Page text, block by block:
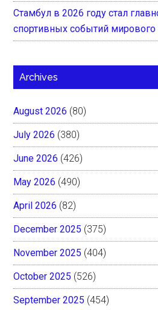
Стамбул в 2026 году стал
спортивных событий мирового
Archives
August 2026 (80)
July 2026 (380)
June 2026 (426)
May 2026 (490)
April 2026 (82)
December 2025 (375)
November 2025 (404)
October 2025 (526)
September 2025 (454)